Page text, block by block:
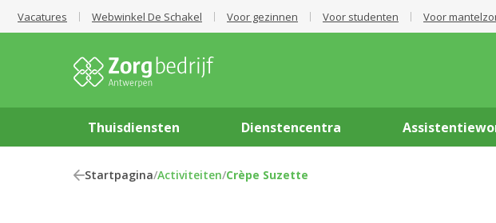
Vacatures Webwinkel De Schakel Voor gezinnen Voor studenten Voor
Thuisdiensten Dienstencentra
Startpagina/Activiteiten/Crèpe Suzette